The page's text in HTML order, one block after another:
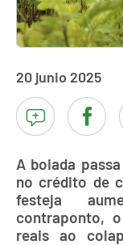
20 junio 2025
A boiada
no crédito de
festeja
contraponto,
reais ao